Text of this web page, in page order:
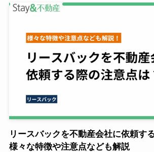
リースバックを不動産会社に依頼す
様々な特徴や注意点なども解説